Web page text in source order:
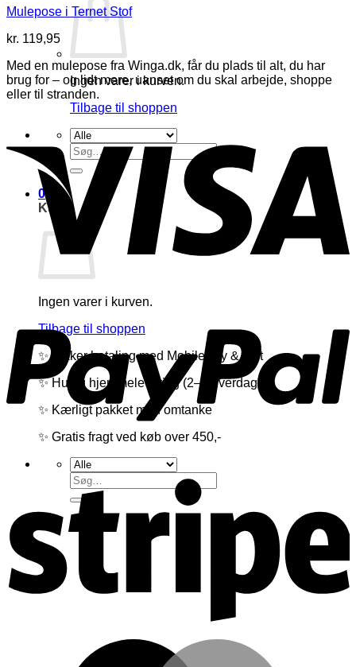
Ingen varer i kurven.
Tilbage til shoppen
Søg
efter:
0
Kurv
Ingen varer i kurven.
Tilbage til shoppen
✨ Sikker betaling med MobilePay & kort
✨ Hurtig hjemmelevering (2–4 hverdage)
✨ Kærligt pakket med omtanke
✨ Gratis fragt ved køb over 450,-
Søg
efter:
Mulepose i Ternet Stof
kr. 119,95
Med en mulepose fra Winga.dk, får du plads til alt, du har
brug for – og lidt mere, uanset om du skal arbejde, shoppe
eller til stranden.